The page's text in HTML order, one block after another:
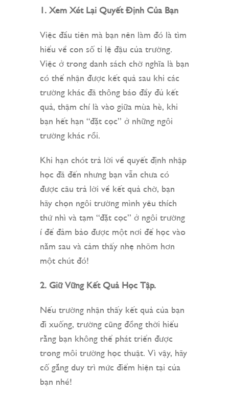
1. Xem Xét Lại Quyết Định Của Bạn
Việc đầu tiên mà bạn nên làm đó là tìm
hiểu về con số tỉ lệ đậu của trường.
Việc ở trong danh sách chờ nghĩa là bạn
có thể nhận được kết quả sau khi các
trường khác đã thông báo đầy đủ kết
quả, thậm chí là vào giữa mùa hè, khi
bạn hết hạn “đặt cọc” ở những ngôi
trường khác rồi.
Khi hạn chót trả lời về quyết định nhập
học đã đến nhưng bạn vẫn chưa có
được câu trả lời về kết quả chờ, bạn
hãy chọn ngôi trường mình yêu thích
thứ nhì và tạm “đặt cọc” ở ngôi trường
í để đảm bảo được một nơi để học vào
năm sau và cảm thấy nhẹ nhõm hơn
một chút đó!
2. Giữ Vững Kết Quả Học Tập.
Nếu trường nhận thấy kết quả của bạn
đi xuống, trường cũng đồng thời hiểu
rằng bạn không thể phát triển được
trong môi trường học thuật. Vì vậy, hãy
cố gắng duy trì mức điểm hiện tại của
bạn nhé!